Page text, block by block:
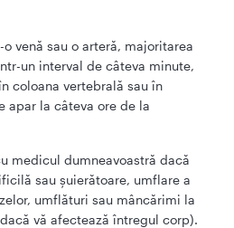
venă sau o arteră, majoritarea
un interval de câteva minute,
coloana vertebrală sau în
apar la câteva ore de la
medicul dumneavoastră dacă
sau şuierătoare, umflare a
umflături sau mâncărimi la
vă afectează întregul corp).